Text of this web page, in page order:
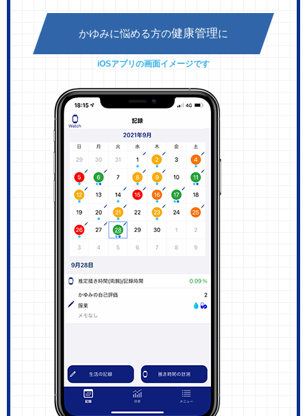
かゆみに悩める方の健康管理に
iOSアプリの画面イメージです